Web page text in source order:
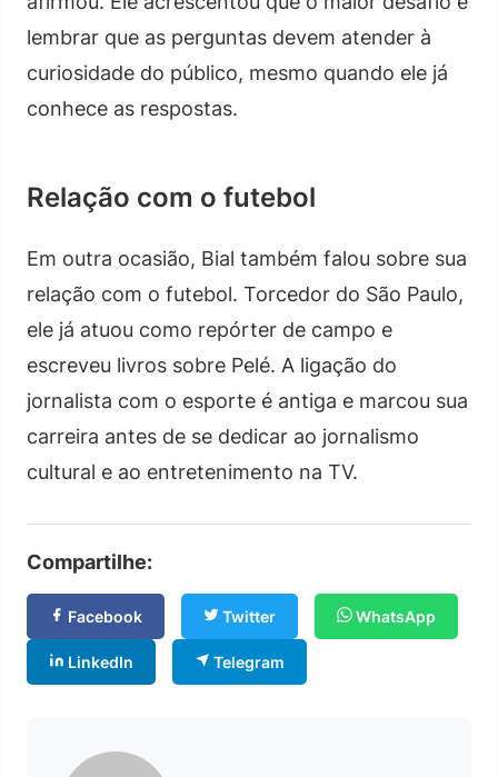
lembrar que as perguntas devem atender à
curiosidade do público, mesmo quando ele já
conhece as respostas.
Relação com o futebol
Em outra ocasião, Bial também falou sobre sua
relação com o futebol. Torcedor do São Paulo,
ele já atuou como repórter de campo e
escreveu livros sobre Pelé. A ligação do
jornalista com o esporte é antiga e marcou sua
carreira antes de se dedicar ao jornalismo
cultural e ao entretenimento na TV.
Compartilhe:
Facebook Twitter WhatsApp
LinkedIn Telegram